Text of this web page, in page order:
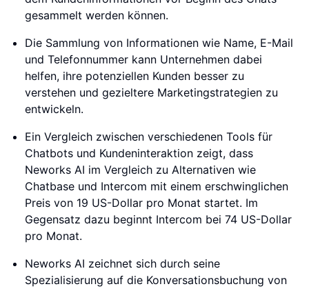
gesammelt werden können.
Die Sammlung von Informationen wie Name, E-Mail
und Telefonnummer kann Unternehmen dabei
helfen, ihre potenziellen Kunden besser zu
verstehen und gezieltere Marketingstrategien zu
entwickeln.
Ein Vergleich zwischen verschiedenen Tools für
Chatbots und Kundeninteraktion zeigt, dass
Neworks AI im Vergleich zu Alternativen wie
Chatbase und Intercom mit einem erschwinglichen
Preis von 19 US-Dollar pro Monat startet. Im
Gegensatz dazu beginnt Intercom bei 74 US-Dollar
pro Monat.
Neworks AI zeichnet sich durch seine
Spezialisierung auf die Konversationsbuchung von